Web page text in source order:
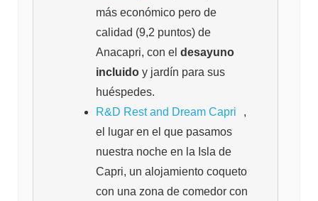
más económico pero de
calidad (9,2 puntos) de
Anacapri, con el desayuno
incluidoy jardín para sus
huéspedes.
R&D Rest and Dream Capri
,
el lugar en el que pasamos
nuestra noche en la Isla de
Capri, un alojamiento coqueto
con una zona de comedor con